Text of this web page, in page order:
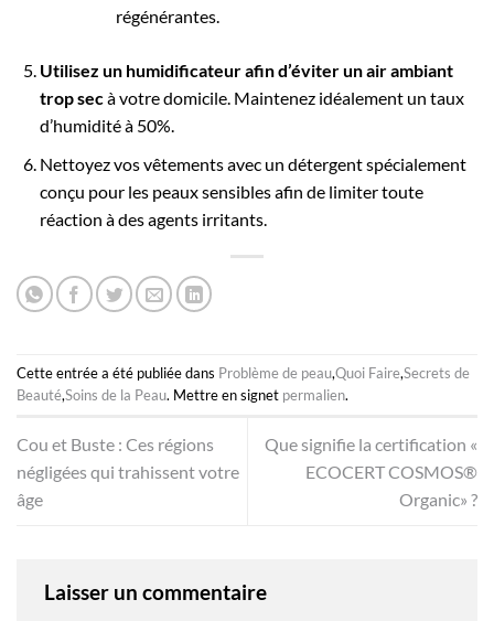
régénérantes.
Utilisez un humidificateur afin d’éviter un air ambiant
trop secà votre domicile. Maintenez idéalement un taux
d’humidité à 50%.
Nettoyez vos vêtements avec un détergent spécialement
conçu pour les peaux sensibles afin de limiter toute
réaction à des agents irritants.
Cette entrée a été publiée dans Problème de peau,Quoi Faire,Secrets de
Beauté,Soins de la Peau. Mettre en signet permalien.
Cou et Buste : Ces régions
négligées qui trahissent votre
âge
Que signifie la certification «
ECOCERT COSMOS®
Organic» ?
Laisser un commentaire